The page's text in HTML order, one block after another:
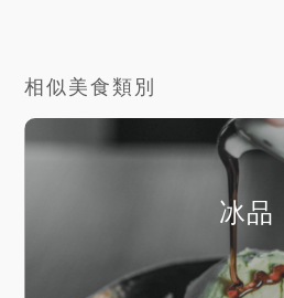
相似美食類別
冰品